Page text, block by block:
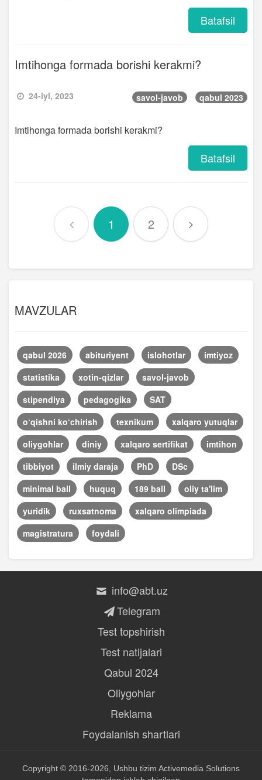
Batafsil
Imtihonga formada borishi kerakmi?
24-iyl, 2023 savol-javob qabul 2023
Imtihonga formada borishi kerakmi?
Batafsil
1 2
MAVZULAR
qabul 2026 abituriyent islohotlar
imtiyoz
statistika
xotin-qizlar
savol-javob
stipendiya
pedagogika
SAT
o‘qishni ko‘chirish
texnikum
xalqaro yutuqlar
oliygohlar
diniy xalqaro sertifikat
imtihon
tibbiyot
ilmiy daraja PhD
DSc
minimal ball
huquq 189 ball
oliy ta'lim
yuridik
ruxsatnoma
xalqaro olimpiada
magistratura
foydali
info@abt.uz
Telegram
Test topshirish
Test natijalari
Qabul 2024
Oliygohlar
Reklama
Foydalanish shartlari
Copyright © 2016-2026, Ushbu tizim Activemedia Solutions